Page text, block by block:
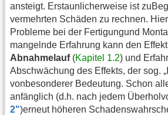
ansteigt. Erstaunlicherweise ist
vermehrten Schäden zu rechnen.
Probleme bei der Fertigungund
mangelnde Erfahrung kann den
Abnahmelauf(Kapitel 1.2) und
Abschwächung des Effekts, der sog.
vonbesonderer Bedeutung. Schon
anfänglich (d.h. nach jedem
2")erneut höheren